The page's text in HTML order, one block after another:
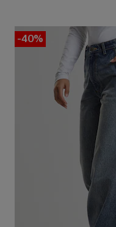
-40%